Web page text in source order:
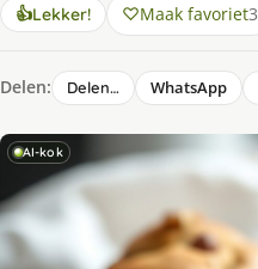
👍Lekker! Maak favoriet3
Delen: Delen… WhatsApp
AI-kok